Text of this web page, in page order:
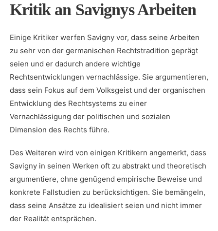
Kritik an Savignys Arbeiten
Einige Kritiker werfen Savigny vor, dass seine Arbeiten
zu sehr​ von ⁤der germanischen Rechtstradition⁢ geprägt
seien und​ er dadurch andere wichtige
Rechtsentwicklungen vernachlässige. Sie argumentieren,
dass sein Fokus auf dem Volksgeist und der organischen⁢
Entwicklung des Rechtsystems zu einer
Vernachlässigung der politischen und sozialen
⁣Dimension⁣ des Rechts führe.
Des Weiteren wird von einigen Kritikern angemerkt, dass
⁢Savigny ⁢in seinen Werken oft zu abstrakt und‌ theoretisch
argumentiere, ohne genügend empirische ⁢Beweise und
konkrete Fallstudien zu berücksichtigen. Sie bemängeln,
dass seine‌ Ansätze zu idealisiert seien​ und⁤ nicht immer
der Realität​ entsprächen.